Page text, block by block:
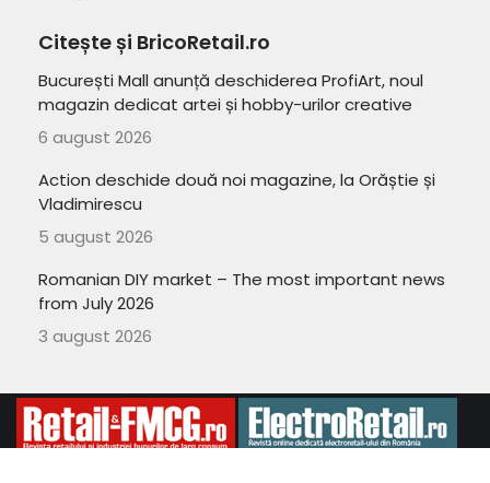
Citește și BricoRetail.ro
București Mall anunță deschiderea ProfiArt, noul
magazin dedicat artei și hobby-urilor creative
6 august 2026
Action deschide două noi magazine, la Orăștie și
Vladimirescu
5 august 2026
Romanian DIY market – The most important news
from July 2026
3 august 2026